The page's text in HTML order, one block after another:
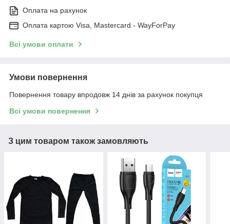
Оплата на рахунок
Оплата картою Visa, Mastercard - WayForPay
Всі умови оплати
Умови повернення
Повернення товару впродовж 14 днів за рахунок покупця
Всі умови повернення
З цим товаром також замовляють